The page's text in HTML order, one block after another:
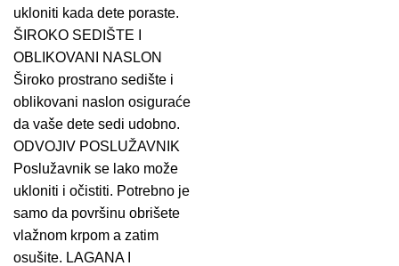
ukloniti kada dete poraste.
ŠIROKO SEDIŠTE I
OBLIKOVANI NASLON
Široko prostrano sedište i
oblikovani naslon osiguraće
da vaše dete sedi udobno.
ODVOJIV POSLUŽAVNIK
Poslužavnik se lako može
ukloniti i očistiti. Potrebno je
samo da površinu obrišete
vlažnom krpom a zatim
osušite. LAGANA I